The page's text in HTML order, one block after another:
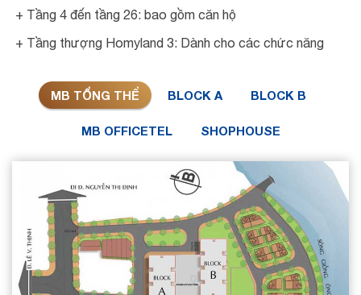
+ Tầng 4 đến tầng 26: bao gồm căn hộ
+ Tầng thượng Homyland 3: Dành cho các chức năng
MB TỔNG THỂ BLOCK A BLOCK B
MB OFFICETEL SHOPHOUSE